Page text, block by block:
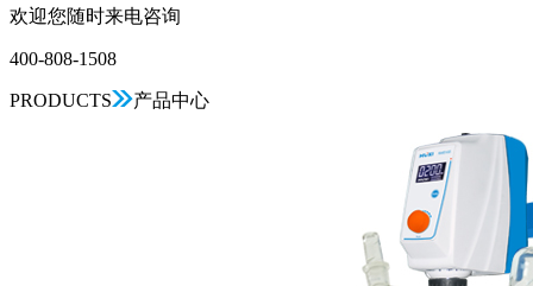
欢迎您随时来电咨询
400-808-1508
PRODUCTS 产品中心